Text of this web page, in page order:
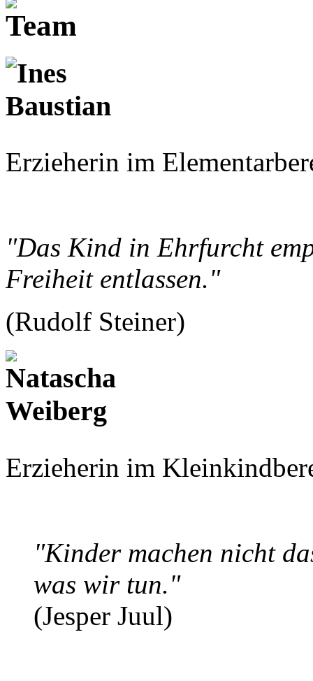
Erzieherin im
"Das Kind in Ehrfurcht
Freiheit entlassen."
(Rudolf Steiner)
Erzieherin im
"Kinder machen nicht
was wir tun."
(Jesper Juul)